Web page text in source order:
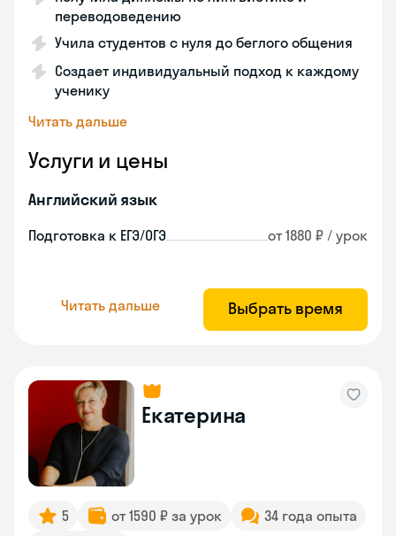
переводоведению
Учила студентов с нуля до беглого общения
Создает индивидуальный подход к каждому
ученику
Читать дальше
Услуги и цены
Английский язык
Подготовка к ЕГЭ/ОГЭ от 1880 ₽ / урок
Читать дальше Выбрать время
Екатерина
5 от 1590 ₽ за урок
34 года опыта